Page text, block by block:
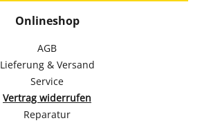
Onlineshop
AGB
Lieferung & Versand
Service
Vertrag widerrufen
Reparatur